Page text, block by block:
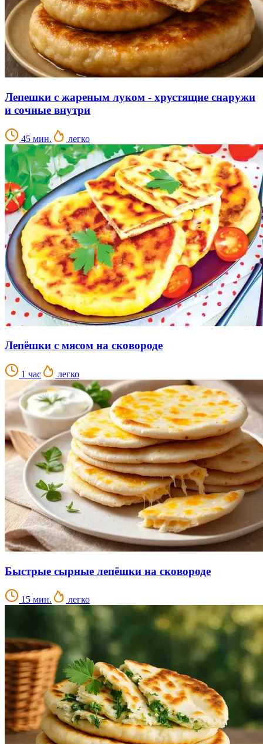
Лепешки с жареным луком - хрустящие снаружи
и сочные внутри
45 мин. легко
Лепёшки с мясом на сковороде
1 час легко
Быстрые сырные лепёшки на сковороде
15 мин. легко